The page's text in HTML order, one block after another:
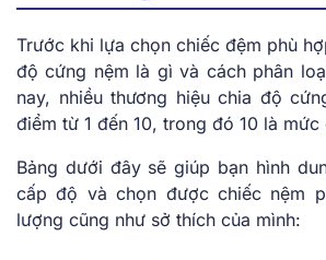
Trước khi lựa chọn chiếc đệm phù
độ cứng nệm là gì và cách phân
nay, nhiều thương hiệu chia độ
điểm từ 1 đến 10, trong đó 10 là mức
Bảng dưới đây sẽ giúp bạn hình
cấp độ và chọn được chiếc nệm
lượng cũng như sở thích của mình: